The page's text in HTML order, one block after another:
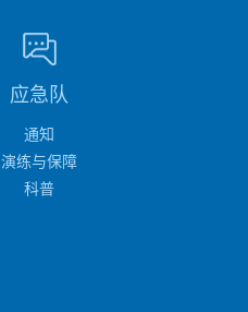
应急队
通知
演练与保障
科普